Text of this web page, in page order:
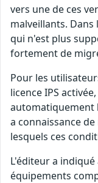
vers une de ces
malveillants.
qui n'est plus
fortement de
Pour les
licence IPS
automatiquement
a connaissance
lesquels ces
L'éditeur a
équipements